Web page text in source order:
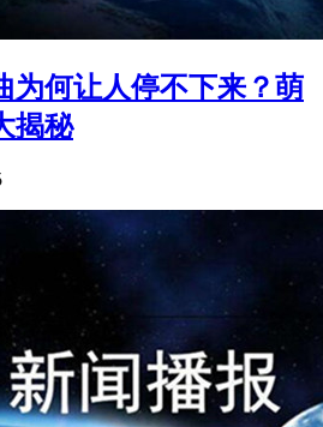
为何让人停不下来？萌
揭秘